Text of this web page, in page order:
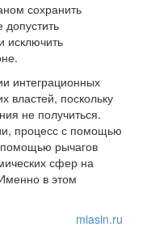
сохранить
исключить
интеграционных
властей, поскольку
не получиться.
процесс с помощью
рычагов
сфер на
в этом
miasin.ru